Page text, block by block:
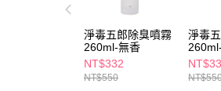
淨毒五郎除臭噴霧
260ml-無香
NT$332
NT$550
淨毒